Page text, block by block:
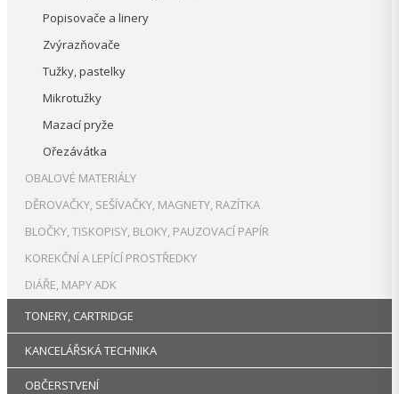
Popisovače a linery
Zvýrazňovače
Tužky, pastelky
Mikrotužky
Mazací pryže
Ořezávátka
OBALOVÉ MATERIÁLY
DĚROVAČKY, SEŠÍVAČKY, MAGNETY, RAZÍTKA
BLOČKY, TISKOPISY, BLOKY, PAUZOVACÍ PAPÍR
KOREKČNÍ A LEPÍCÍ PROSTŘEDKY
DIÁŘE, MAPY ADK
TONERY, CARTRIDGE
KANCELÁŘSKÁ TECHNIKA
OBČERSTVENÍ